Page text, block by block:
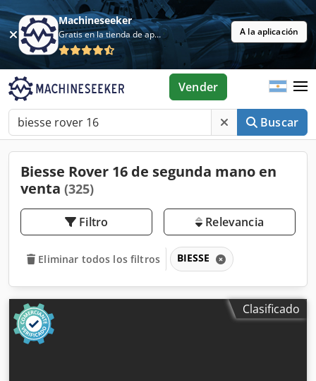
Machineseeker
Gratis en la tienda de aplicaciones A la aplicación
Buscar
Vender
Biesse Rover 16 de segunda mano en
venta (325)
Filtro Relevancia
Eliminar todos los filtros BIESSE
Clasificado